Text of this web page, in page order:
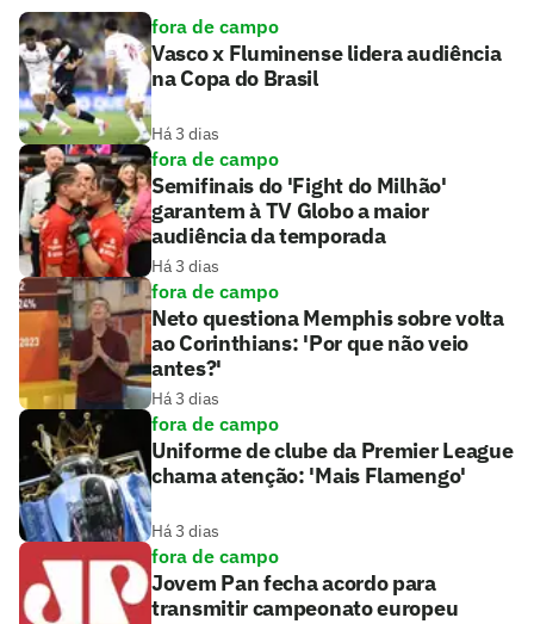
fora de campo
Vasco x Fluminense lidera audiência
na Copa do Brasil
Há 3 dias
fora de campo
Semifinais do 'Fight do Milhão'
garantem à TV Globo a maior
audiência da temporada
Há 3 dias
fora de campo
Neto questiona Memphis sobre volta
ao Corinthians: 'Por que não veio
antes?'
Há 3 dias
fora de campo
Uniforme de clube da Premier League
chama atenção: 'Mais Flamengo'
Há 3 dias
fora de campo
Jovem Pan fecha acordo para
transmitir campeonato europeu